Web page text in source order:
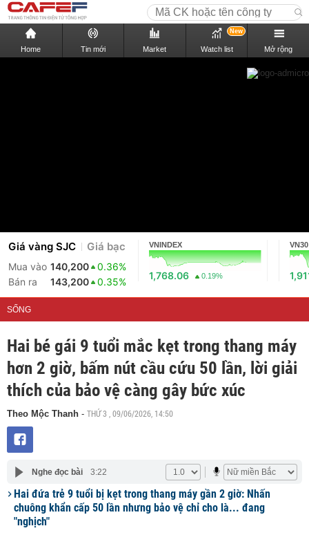
Home Tin mới Market Watch list
New
Mở rộng
Giá vàng SJC Giá bạc
Mua vào 140,200
0.36%
Bán ra
143,200 0.35%
VNINDEX
1,768.06 0.19%
VN30
SỐNG
Hai bé gái 9 tuổi mắc kẹt trong thang máy
hơn 2 giờ, bấm nút cầu cứu 50 lần, lời giải
thích của bảo vệ càng gây bức xúc
Theo Mộc Thanh - THỨ 3 , 09/06/2026, 14:50
Nghe đọc bài 3:22
Hai đứa trẻ 9 tuổi bị kẹt trong thang máy gần 2 giờ: Nhấn
chuông khẩn cấp 50 lần nhưng bảo vệ chỉ cho là... đang
"nghịch"